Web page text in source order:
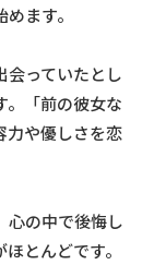
ます。
会っていたとし
。「前の彼女な
力や優しさを恋
心の中で後悔し
とんどです。